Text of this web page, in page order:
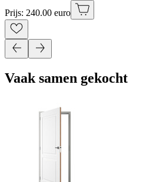
Prijs: 240.00 euro
Vaak samen gekocht